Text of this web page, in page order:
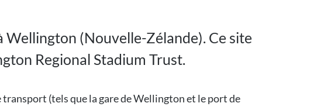
(Nouvelle-Zélande). Ce site
Regional Stadium Trust.
(tels que la gare de Wellington et le port de